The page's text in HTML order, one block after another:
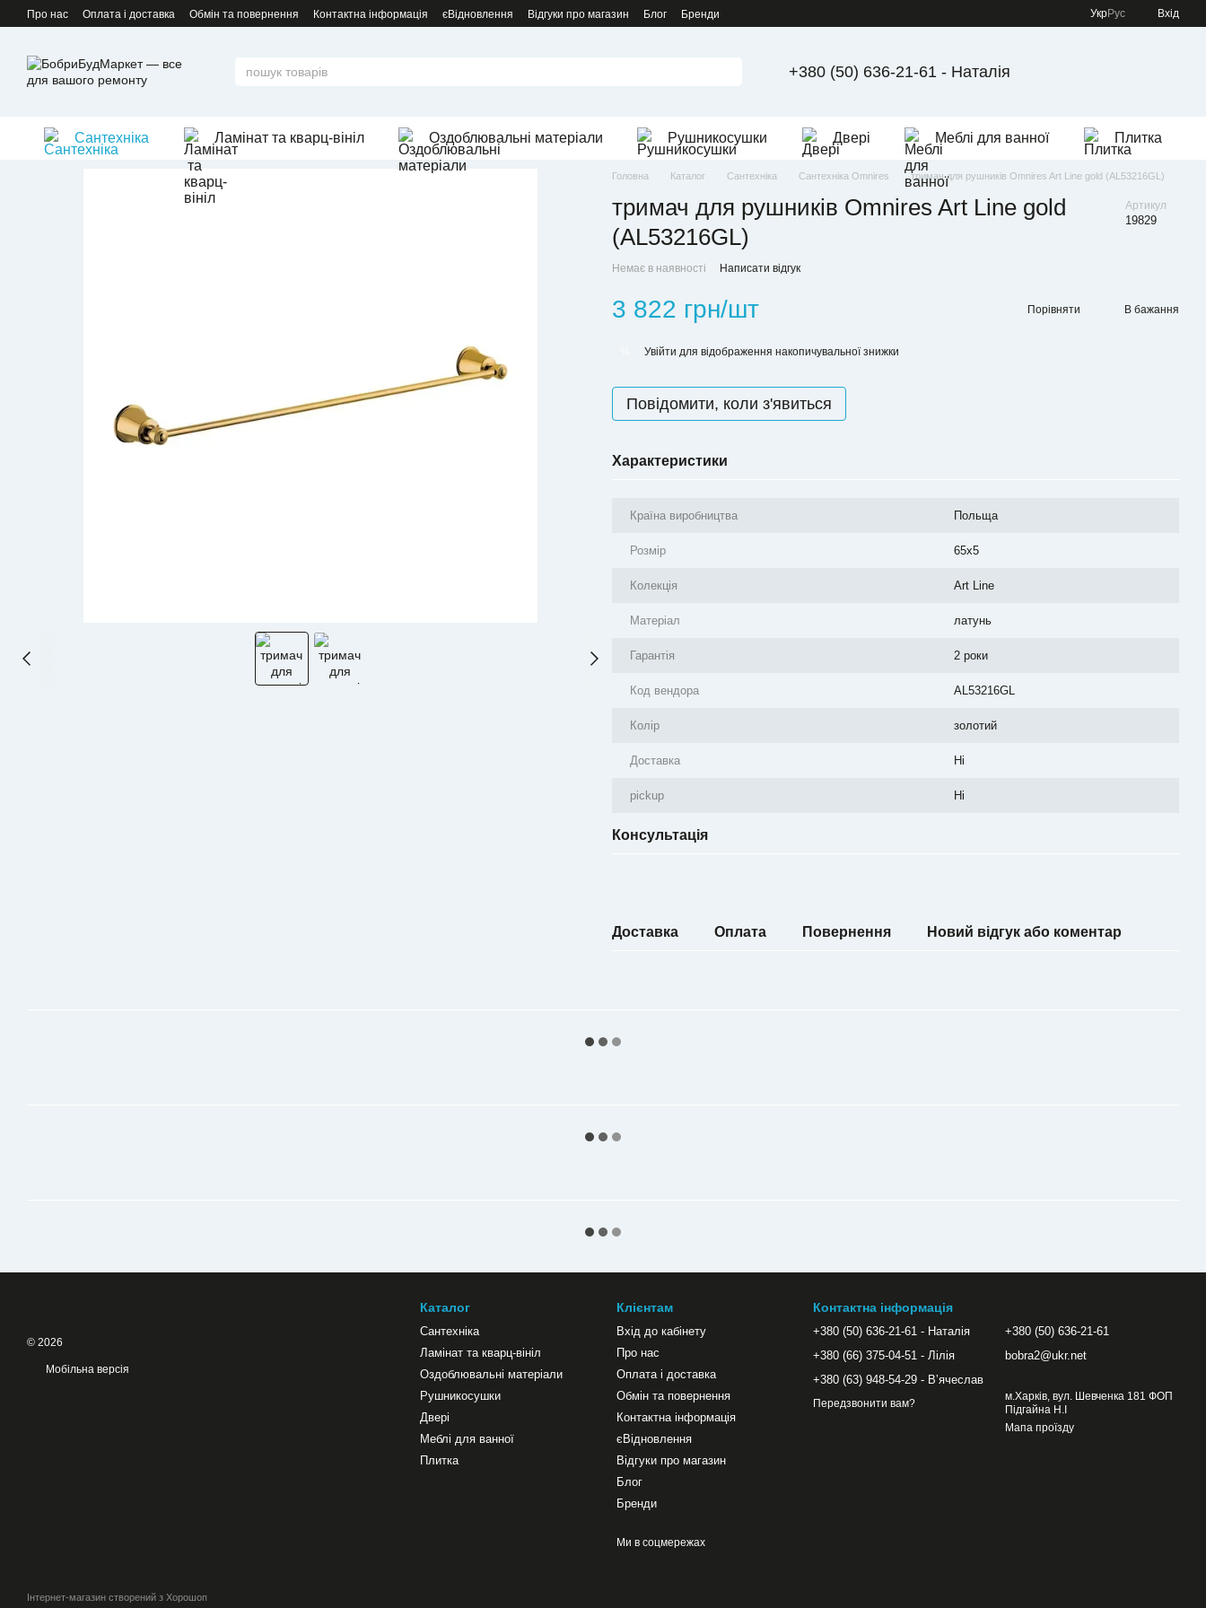
Перейти до основного контенту
Про нас Оплата і доставка Обмін та повернення Контактна інформація єВідновлення Відгуки про магазин Блог Бренди УкрРус Вхід
+380 (50) 636-21-61 - Наталія
Сантехніка Ламінат та кварц-вініл Оздоблювальні матеріали Рушникосушки Двері Меблі для ванної Плитка
Головна Каталог Сантехніка Сантехніка Omnires тримач для рушників Omnires Art Line gold (AL53216GL)
тримач для рушників Omnires Art Line gold
(AL53216GL)
Артикул
19829
Немає в наявності Написати відгук
3 822 грн/шт Порівняти В бажання
Увійти для відображення накопичувальної знижки
Повідомити, коли з'явиться
Характеристики
Країна виробництва Польща
Розмір 65x5
Колекція Art Line
Матеріал латунь
Гарантія 2 роки
Код вендора AL53216GL
Колір золотий
Доставка Ні
pickup Ні
Консультація
Доставка Оплата Повернення Новий відгук або коментар
© 2026
Мобільна версія
Інтернет-магазин створений з Хорошоп
Каталог
Сантехніка
Ламінат та кварц-вініл
Оздоблювальні матеріали
Рушникосушки
Двері
Меблі для ванної
Плитка
Клієнтам
Вхід до кабінету
Про нас
Оплата і доставка
Обмін та повернення
Контактна інформація
єВідновлення
Відгуки про магазин
Блог
Бренди
Ми в соцмережах
Контактна інформація
+380 (50) 636-21-61 - Наталія
+380 (66) 375-04-51 - Лілія
+380 (63) 948-54-29 - Вʼячеслав
Передзвонити вам?
+380 (50) 636-21-61
bobra2@ukr.net
м.Харків, вул. Шевченка 181 ФОП
Підгайна Н.І
Мапа проїзду